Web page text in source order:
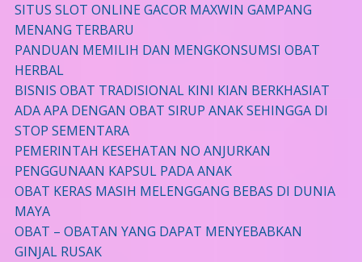
SITUS SLOT ONLINE GACOR MAXWIN GAMPANG
MENANG TERBARU
PANDUAN MEMILIH DAN MENGKONSUMSI OBAT
HERBAL
BISNIS OBAT TRADISIONAL KINI KIAN BERKHASIAT
ADA APA DENGAN OBAT SIRUP ANAK SEHINGGA DI
STOP SEMENTARA
PEMERINTAH KESEHATAN NO ANJURKAN
PENGGUNAAN KAPSUL PADA ANAK
OBAT KERAS MASIH MELENGGANG BEBAS DI DUNIA
MAYA
OBAT – OBATAN YANG DAPAT MENYEBABKAN
GINJAL RUSAK